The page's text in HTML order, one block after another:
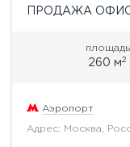
ПРОДАЖА
площадь
260 м2
Аэропорт
Адрес: Москва,